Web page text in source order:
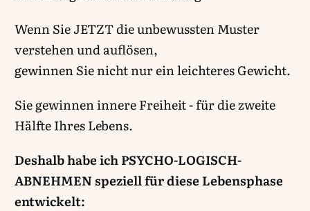
Wenn Sie JETZT die unbewussten Muster
verstehen und auflösen,
gewinnen Sie nicht nur ein leichteres Gewicht.
Sie gewinnen innere Freiheit -für die zweite
Hälfte Ihres Lebens.
Deshalb habe ich PSYCHO-LOGISCH-
ABNEHMEN speziell für diese Lebensphase
entwickelt: